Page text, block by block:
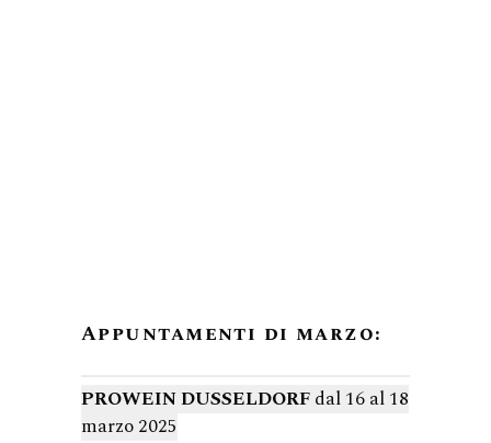
Appuntamenti di marzo:
PROWEIN DUSSELDORFdal 16 al 18
marzo 2025